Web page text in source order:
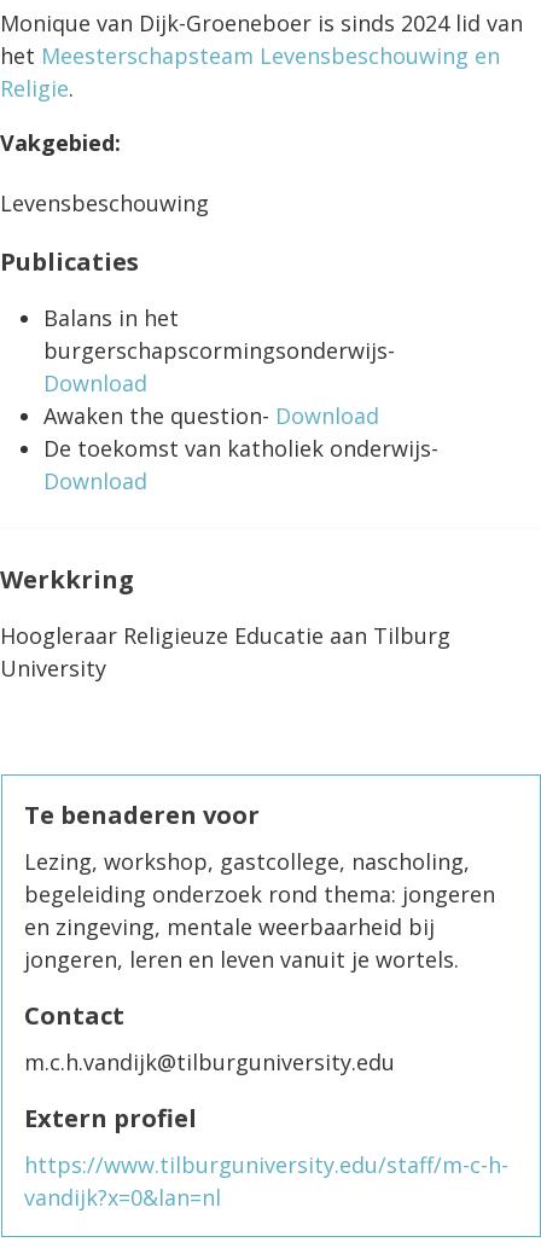
Monique van Dijk-Groeneboer is sinds 2024 lid van
het Meesterschapsteam Levensbeschouwing en
Religie.
Vakgebied:
Levensbeschouwing
Publicaties
Balans in het
burgerschapscormingsonderwijs-
Download
Awaken the question- Download
De toekomst van katholiek onderwijs-
Download
Werkkring
Hoogleraar Religieuze Educatie aan Tilburg
University
Te benaderen voor
Lezing, workshop, gastcollege, nascholing,
begeleiding onderzoek rond thema: jongeren
en zingeving, mentale weerbaarheid bij
jongeren, leren en leven vanuit je wortels.
Contact
m.c.h.vandijk@tilburguniversity.edu
Extern profiel
https://www.tilburguniversity.edu/staff/m-c-h-
vandijk?x=0&lan=nl